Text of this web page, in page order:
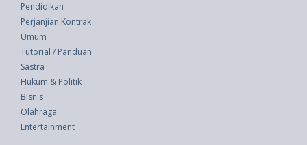
Pendidikan
Perjanjian Kontrak
Umum
Tutorial / Panduan
Sastra
Hukum & Politik
Bisnis
Olahraga
Entertainment